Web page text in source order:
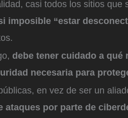
casi todos los sitios
imposible “estar
debe tener cuidado a qué
necesaria para
en vez de ser un
ataques por parte de